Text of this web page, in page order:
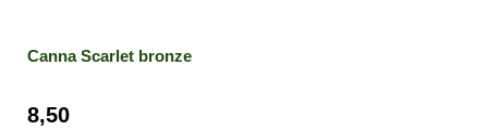
Canna Scarlet bronze
8,50